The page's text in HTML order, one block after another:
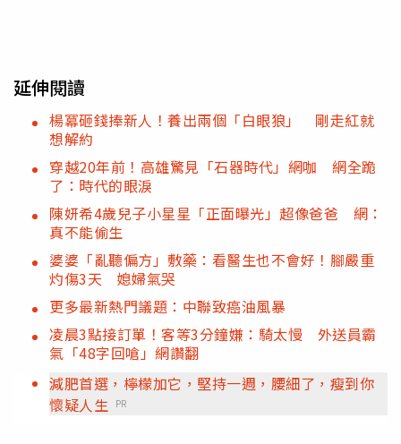
延伸閱讀
楊冪砸錢捧新人！養出兩個「白眼狼」 剛走紅就
想解約
穿越20年前！高雄驚見「石器時代」網咖 網全跪
了：時代的眼淚
陳妍希4歲兒子小星星「正面曝光」超像爸爸 網：
真不能偷生
婆婆「亂聽偏方」敷藥：看醫生也不會好！腳嚴重
灼傷3天 媳婦氣哭
更多最新熱門議題：中聯致癌油風暴
凌晨3點接訂單！客等3分鐘嫌：騎太慢 外送員霸
氣「48字回嗆」網讚翻
減肥首選，檸檬加它，堅持一週，腰細了，瘦到你
懷疑人生 PR